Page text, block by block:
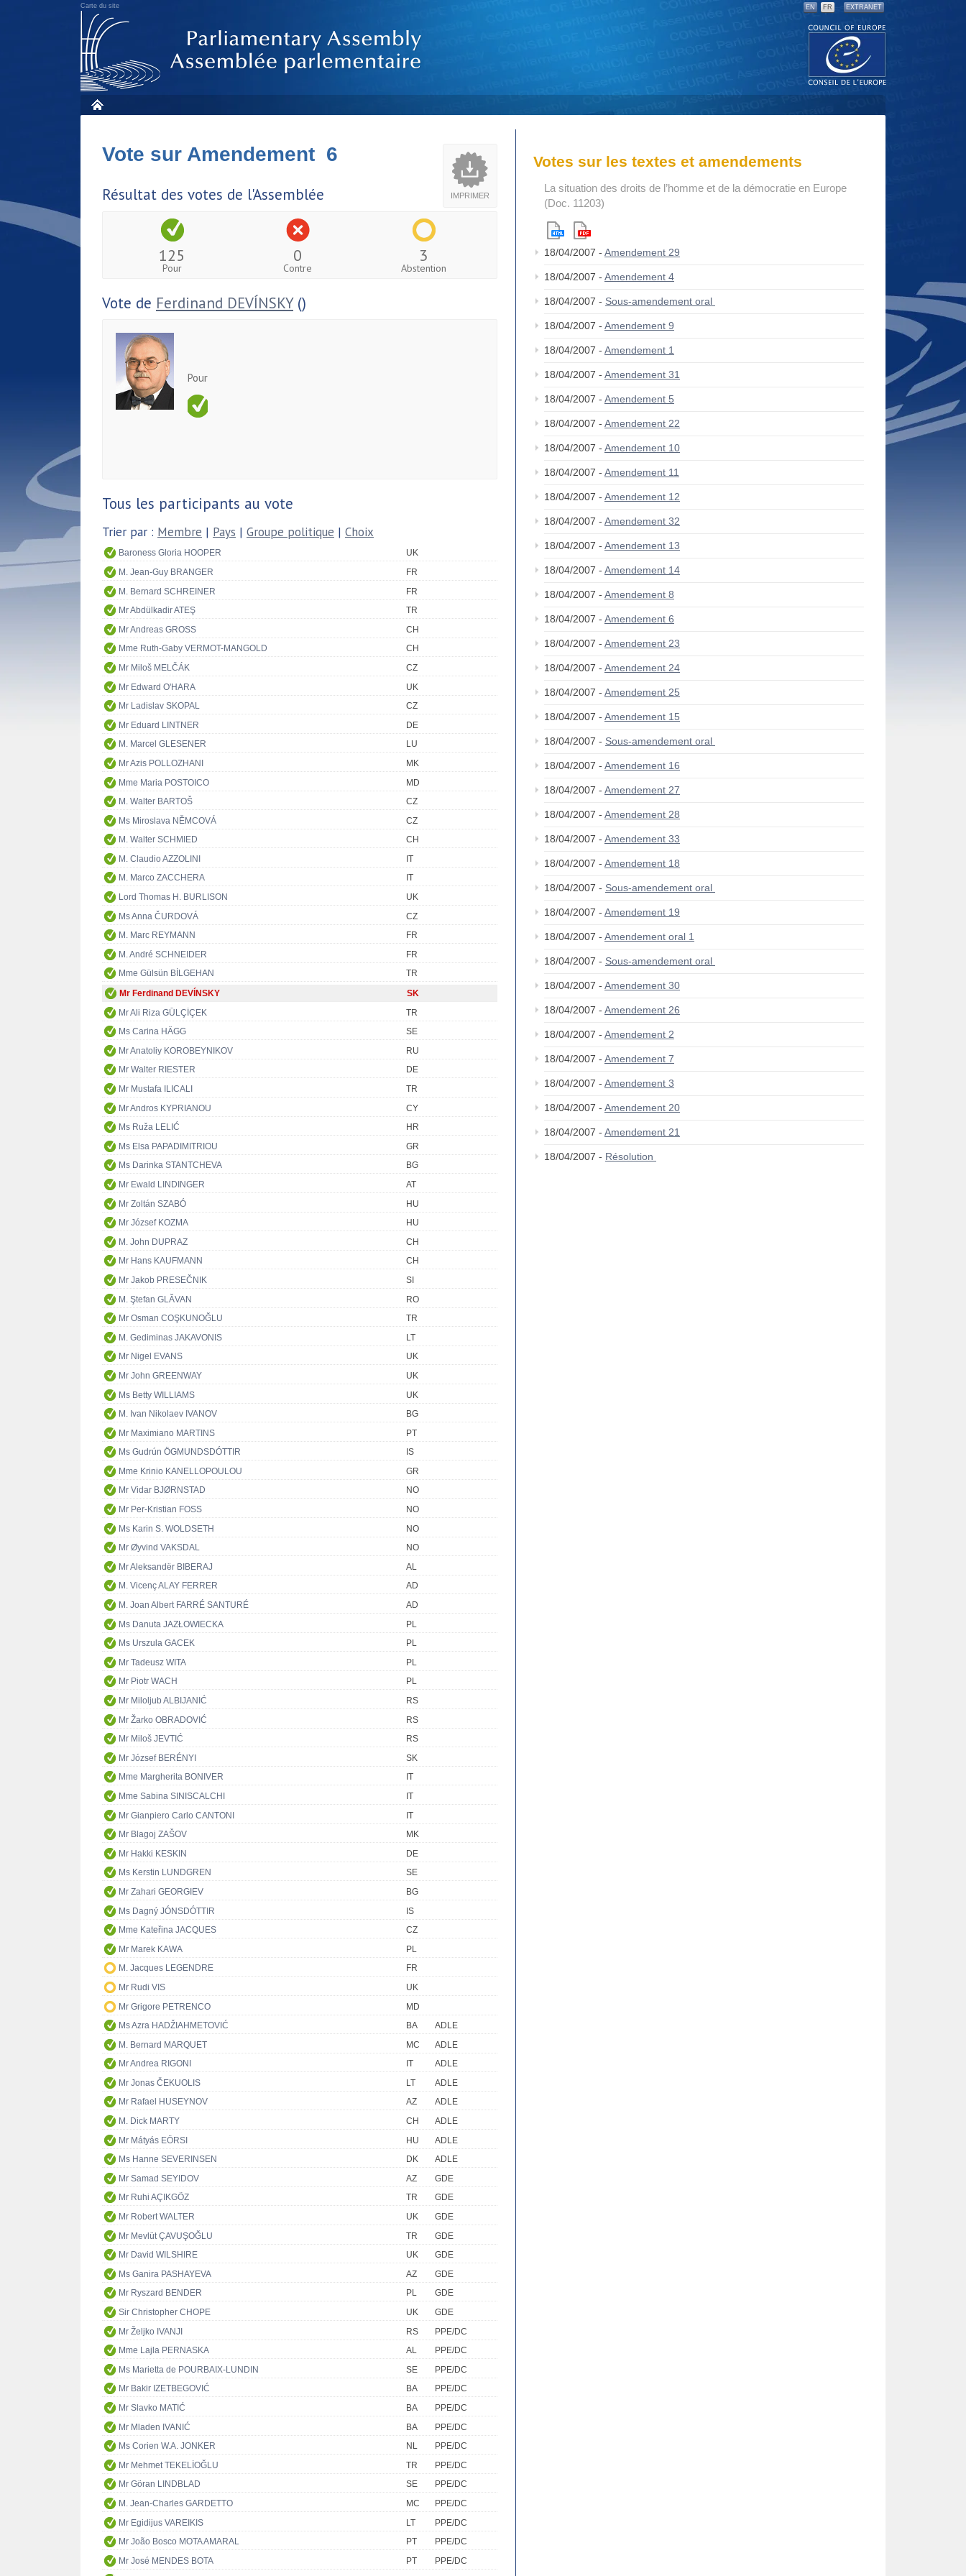
Carte du site EN FR EXTRANET
IMPRIMER
Vote sur Amendement 6
Résultat des votes de l'Assemblée
125
Pour
0
Contre
3
Abstention
Vote de Ferdinand DEVÍNSKY()
Pour
Tous les participants au vote
Trier par : Membre | Pays | Groupe politique | Choix
Baroness Gloria HOOPER
UK
M. Jean-Guy BRANGER
FR
M. Bernard SCHREINER
FR
Mr Abdülkadir ATEŞ
TR
Mr Andreas GROSS
CH
Mme Ruth-Gaby VERMOT-MANGOLD
CH
Mr Miloš MELČÁK
CZ
Mr Edward O'HARA
UK
Mr Ladislav SKOPAL
CZ
Mr Eduard LINTNER
DE
M. Marcel GLESENER
LU
Mr Azis POLLOZHANI
MK
Mme Maria POSTOICO
MD
M. Walter BARTOŠ
CZ
Ms Miroslava NĚMCOVÁ
CZ
M. Walter SCHMIED
CH
M. Claudio AZZOLINI
IT
M. Marco ZACCHERA
IT
Lord Thomas H. BURLISON
UK
Ms Anna ČURDOVÁ
CZ
M. Marc REYMANN
FR
M. André SCHNEIDER
FR
Mme Gülsün BİLGEHAN
TR
Mr Ferdinand DEVÍNSKY
SK
Mr Ali Riza GÜLÇİÇEK
TR
Ms Carina HÄGG
SE
Mr Anatoliy KOROBEYNIKOV
RU
Mr Walter RIESTER
DE
Mr Mustafa ILICALI
TR
Mr Andros KYPRIANOU
CY
Ms Ruža LELIĆ
HR
Ms Elsa PAPADIMITRIOU
GR
Ms Darinka STANTCHEVA
BG
Mr Ewald LINDINGER
AT
Mr Zoltán SZABÓ
HU
Mr József KOZMA
HU
M. John DUPRAZ
CH
Mr Hans KAUFMANN
CH
Mr Jakob PRESEČNIK
SI
M. Ştefan GLĂVAN
RO
Mr Osman COŞKUNOĞLU
TR
M. Gediminas JAKAVONIS
LT
Mr Nigel EVANS
UK
Mr John GREENWAY
UK
Ms Betty WILLIAMS
UK
M. Ivan Nikolaev IVANOV
BG
Mr Maximiano MARTINS
PT
Ms Gudrún ÖGMUNDSDÓTTIR
IS
Mme Krinio KANELLOPOULOU
GR
Mr Vidar BJØRNSTAD
NO
Mr Per-Kristian FOSS
NO
Ms Karin S. WOLDSETH
NO
Mr Øyvind VAKSDAL
NO
Mr Aleksandër BIBERAJ
AL
M. Vicenç ALAY FERRER
AD
M. Joan Albert FARRÉ SANTURÉ
AD
Ms Danuta JAZŁOWIECKA
PL
Ms Urszula GACEK
PL
Mr Tadeusz WITA
PL
Mr Piotr WACH
PL
Mr Miloljub ALBIJANIĆ
RS
Mr Žarko OBRADOVIĆ
RS
Mr Miloš JEVTIĆ
RS
Mr József BERÉNYI
SK
Mme Margherita BONIVER
IT
Mme Sabina SINISCALCHI
IT
Mr Gianpiero Carlo CANTONI
IT
Mr Blagoj ZAŠOV
MK
Mr Hakki KESKIN
DE
Ms Kerstin LUNDGREN
SE
Mr Zahari GEORGIEV
BG
Ms Dagný JÓNSDÓTTIR
IS
Mme Kateřina JACQUES
CZ
Mr Marek KAWA
PL
M. Jacques LEGENDRE
FR
Mr Rudi VIS
UK
Mr Grigore PETRENCO
MD
Ms Azra HADŽIAHMETOVIĆ
BA
ADLE
M. Bernard MARQUET
MC
ADLE
Mr Andrea RIGONI
IT
ADLE
Mr Jonas ČEKUOLIS
LT
ADLE
Mr Rafael HUSEYNOV
AZ
ADLE
M. Dick MARTY
CH
ADLE
Mr Mátyás EÖRSI
HU
ADLE
Ms Hanne SEVERINSEN
DK
ADLE
Mr Samad SEYIDOV
AZ
GDE
Mr Ruhi AÇIKGÖZ
TR
GDE
Mr Robert WALTER
UK
GDE
Mr Mevlüt ÇAVUŞOĞLU
TR
GDE
Mr David WILSHIRE
UK
GDE
Ms Ganira PASHAYEVA
AZ
GDE
Mr Ryszard BENDER
PL
GDE
Sir Christopher CHOPE
UK
GDE
Mr Željko IVANJI
RS
PPE/DC
Mme Lajla PERNASKA
AL
PPE/DC
Ms Marietta de POURBAIX-LUNDIN
SE
PPE/DC
Mr Bakir IZETBEGOVIĆ
BA
PPE/DC
Mr Slavko MATIĆ
BA
PPE/DC
Mr Mladen IVANIĆ
BA
PPE/DC
Ms Corien W.A. JONKER
NL
PPE/DC
Mr Mehmet TEKELİOĞLU
TR
PPE/DC
Mr Göran LINDBLAD
SE
PPE/DC
M. Jean-Charles GARDETTO
MC
PPE/DC
Mr Egidijus VAREIKIS
LT
PPE/DC
Mr João Bosco MOTA AMARAL
PT
PPE/DC
Mr José MENDES BOTA
PT
PPE/DC
Votes sur les textes et amendements
La situation des droits de l’homme et de la démocratie en Europe
(Doc. 11203)
18/04/2007 - Amendement 29
18/04/2007 - Amendement 4
18/04/2007 - Sous-amendement oral
18/04/2007 - Amendement 9
18/04/2007 - Amendement 1
18/04/2007 - Amendement 31
18/04/2007 - Amendement 5
18/04/2007 - Amendement 22
18/04/2007 - Amendement 10
18/04/2007 - Amendement 11
18/04/2007 - Amendement 12
18/04/2007 - Amendement 32
18/04/2007 - Amendement 13
18/04/2007 - Amendement 14
18/04/2007 - Amendement 8
18/04/2007 - Amendement 6
18/04/2007 - Amendement 23
18/04/2007 - Amendement 24
18/04/2007 - Amendement 25
18/04/2007 - Amendement 15
18/04/2007 - Sous-amendement oral
18/04/2007 - Amendement 16
18/04/2007 - Amendement 27
18/04/2007 - Amendement 28
18/04/2007 - Amendement 33
18/04/2007 - Amendement 18
18/04/2007 - Sous-amendement oral
18/04/2007 - Amendement 19
18/04/2007 - Amendement oral 1
18/04/2007 - Sous-amendement oral
18/04/2007 - Amendement 30
18/04/2007 - Amendement 26
18/04/2007 - Amendement 2
18/04/2007 - Amendement 7
18/04/2007 - Amendement 3
18/04/2007 - Amendement 20
18/04/2007 - Amendement 21
18/04/2007 - Résolution